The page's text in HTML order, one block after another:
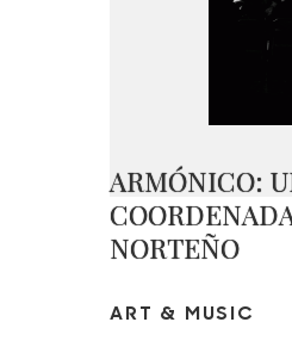
ARMÓNICO:
NORTEÑO
ART & MUSIC